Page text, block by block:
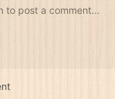
牛津大学、
曲风格，向
to post a comment...